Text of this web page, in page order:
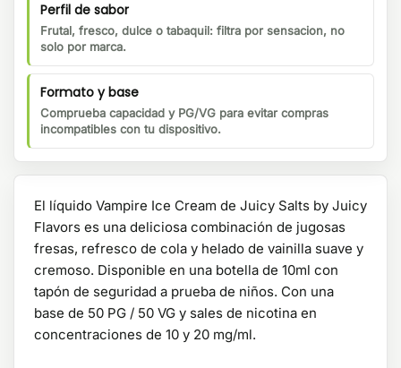
Perfil de sabor
Frutal, fresco, dulce o tabaquil: filtra por sensacion, no
solo por marca.
Formato y base
Comprueba capacidad y PG/VG para evitar compras
incompatibles con tu dispositivo.
El líquido Vampire Ice Cream de Juicy Salts by Juicy
Flavors es una deliciosa combinación de jugosas
fresas, refresco de cola y helado de vainilla suave y
cremoso. Disponible en una botella de 10ml con
tapón de seguridad a prueba de niños. Con una
base de 50 PG / 50 VG y sales de nicotina en
concentraciones de 10 y 20 mg/ml.